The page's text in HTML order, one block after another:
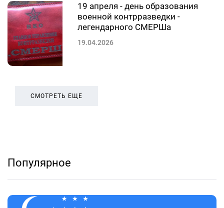
19 апреля - день образования
военной контрразведки -
легендарного СМЕРШа
19.04.2026
СМОТРЕТЬ ЕЩЕ
Популярное